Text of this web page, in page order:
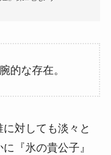
的な存在。
対しても淡々と
『氷の貴公子』